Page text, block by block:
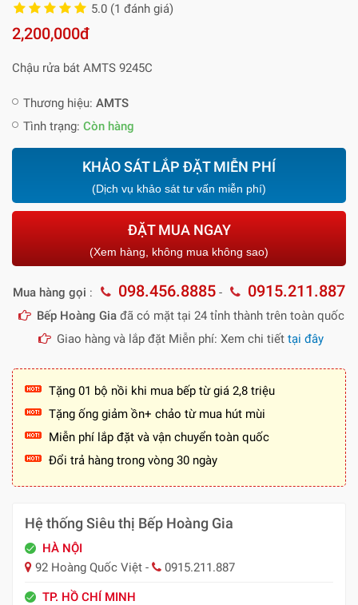
5.0 (1 đánh giá)
2,200,000đ
Chậu rửa bát AMTS 9245C
Thương hiệu: AMTS
Tình trạng: Còn hàng
KHẢO SÁT LẮP ĐẶT MIỄN PHÍ
(Dịch vụ khảo sát tư vấn miễn phí)
ĐẶT MUA NGAY
(Xem hàng, không mua không sao)
Mua hàng gọi : 098.456.8885 - 0915.211.887
Bếp Hoàng Giađã có mặt tại 24 tỉnh thành trên toàn quốc
Giao hàng và lắp đặt Miễn phí: Xem chi tiết tại đây
Tặng 01 bộ nồi khi mua bếp từ giá 2,8 triệu
Tặng ống giảm ồn+ chảo từ mua hút mùi
Miễn phí lắp đặt và vận chuyển toàn quốc
Đổi trả hàng trong vòng 30 ngày
Hệ thống Siêu thị Bếp Hoàng Gia
HÀ NỘI
92 Hoàng Quốc Việt -
0915.211.887
TP. HỒ CHÍ MINH